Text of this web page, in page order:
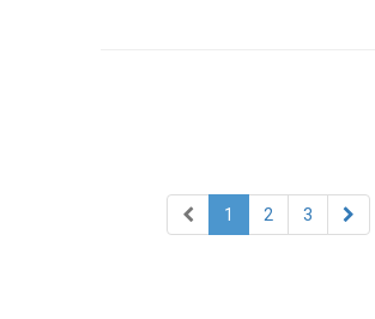
1 2 3